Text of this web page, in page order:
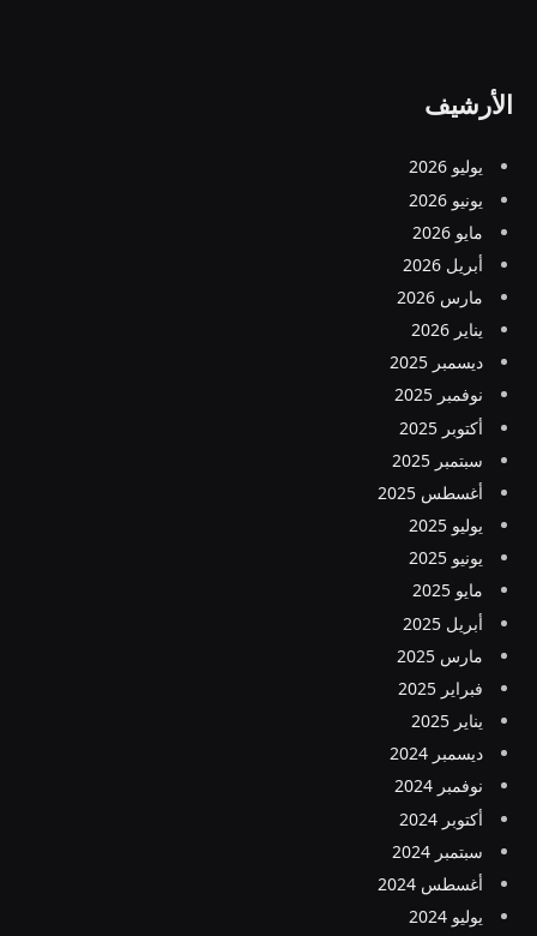
الأرشيف
يوليو 2026
يونيو 2026
مايو 2026
أبريل 2026
مارس 2026
يناير 2026
ديسمبر 2025
نوفمبر 2025
أكتوبر 2025
سبتمبر 2025
أغسطس 2025
يوليو 2025
يونيو 2025
مايو 2025
أبريل 2025
مارس 2025
فبراير 2025
يناير 2025
ديسمبر 2024
نوفمبر 2024
أكتوبر 2024
سبتمبر 2024
أغسطس 2024
يوليو 2024